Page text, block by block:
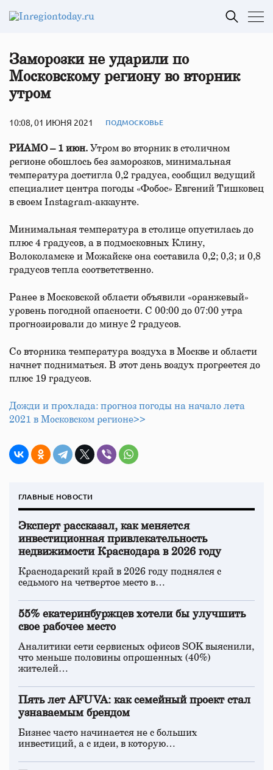
Заморозки не ударили по
Московскому региону во вторник
утром
10:08, 01 ИЮНЯ 2021 ПОДМОСКОВЬЕ
РИАМО – 1 июн. Утром во вторник в столичном
регионе обошлось без заморозков, минимальная
температура достигла 0,2 градуса, сообщил ведущий
специалист центра погоды «Фобос» Евгений Тишковец
в своем Instagram-аккаунте.
Минимальная температура в столице опустилась до
плюс 4 градусов, а в подмосковных Клину,
Волоколамске и Можайске она составила 0,2; 0,3; и 0,8
градусов тепла соответственно.
Ранее в Московской области объявили «оранжевый»
уровень погодной опасности. С 00:00 до 07:00 утра
прогнозировали до минус 2 градусов.
Со вторника температура воздуха в Москве и области
начнет подниматься. В этот день воздух прогреется до
плюс 19 градусов.
Дожди и прохлада: прогноз погоды на начало лета
2021 в Московском регионе>>
ГЛАВНЫЕ НОВОСТИ
Эксперт рассказал, как меняется
инвестиционная привлекательность
недвижимости Краснодара в 2026 году
Краснодарский край в 2026 году поднялся с
седьмого на четвертое место в…
55% екатеринбуржцев хотели бы улучшить
свое рабочее место
Аналитики сети сервисных офисов SOK выяснили,
что меньше половины опрошенных (40%)
жителей…
Пять лет AFUVA: как семейный проект стал
узнаваемым брендом
Бизнес часто начинается не с больших
инвестиций, а с идеи, в которую…